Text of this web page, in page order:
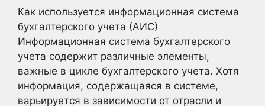
Как используется информационная система
бухгалтерского учета (АИС)
Информационная система бухгалтерского
учета содержит различные элементы,
важные в цикле бухгалтерского учета. Хотя
информация, содержащаяся в системе,
варьируется в зависимости от отрасли и